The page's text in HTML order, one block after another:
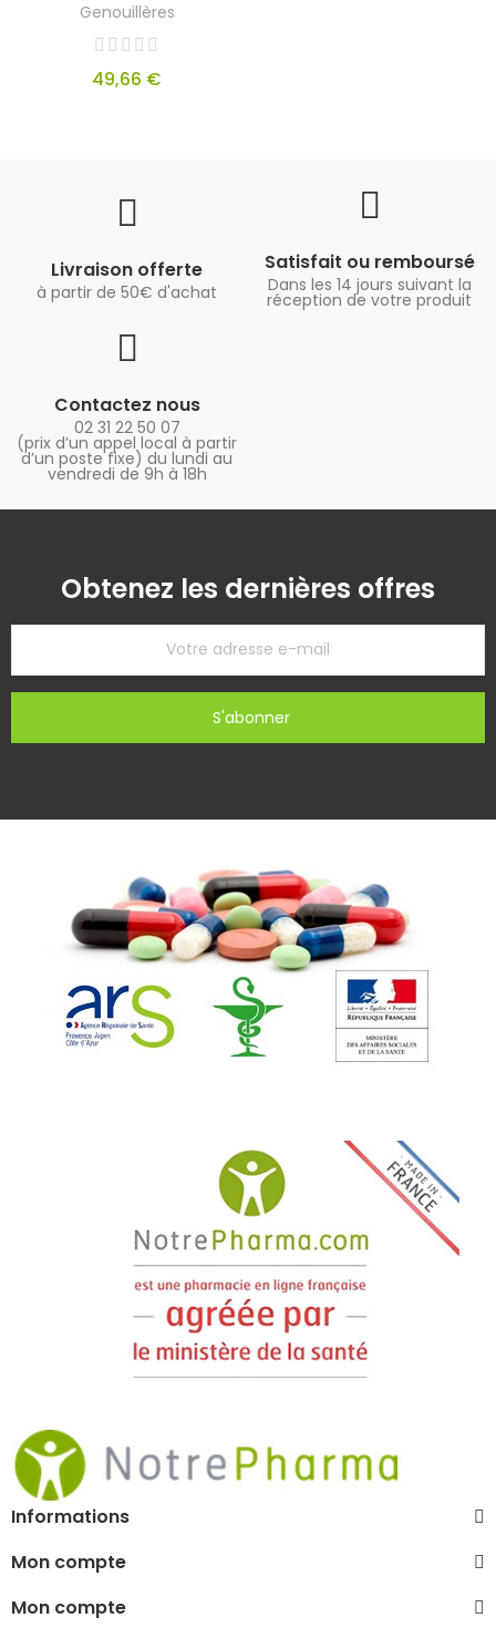
Genouillères
49,66 €
Livraison offerte
à partir de 50€ d'achat
Satisfait ou remboursé
Dans les 14 jours suivant la
réception de votre produit
Contactez nous
02 31 22 50 07
(prix d’un appel local à partir
d’un poste fixe) du lundi au
vendredi de 9h à 18h
Obtenez les dernières offres
S'abonner
Informations
Mon compte
Mon compte